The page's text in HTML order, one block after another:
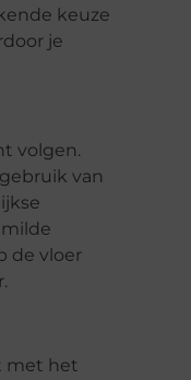
keuze
je
volgen.
van
de vloer
met het